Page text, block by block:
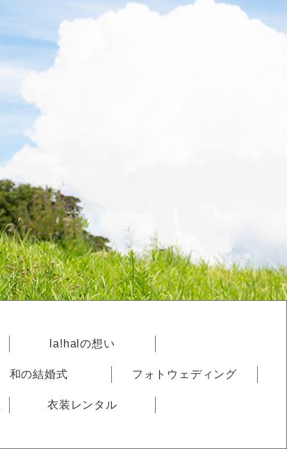
la!halの想い
和の結婚式 フォトウェディング
衣装レンタル